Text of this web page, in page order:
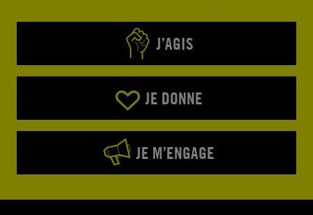
J’AGIS
JE DONNE
JE M’ENGAGE